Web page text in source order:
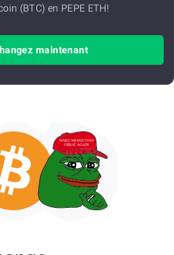
(BTC) en PEPE ETH!
maintenant